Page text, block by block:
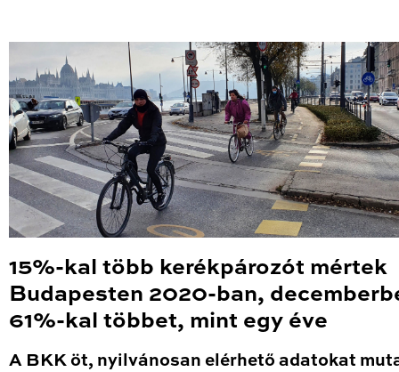
15%-kal több kerékpározót mértek
Budapesten 2020-ban,
61%-kal többet, mint egy éve
A BKK öt, nyilvánosan elérhető adatokat